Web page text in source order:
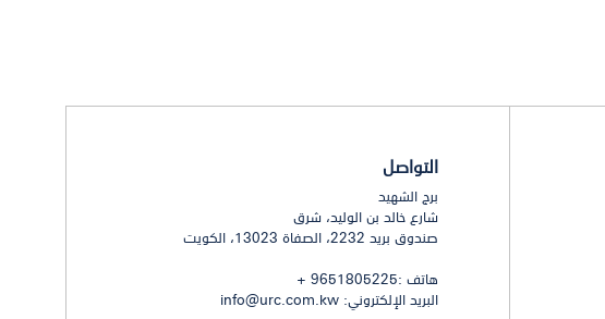
التواصل
برج الشهيد
شارع خالد بن الوليد، شرق
صندوق بريد 2232، الصفاة 13023، الكويت
هاتف :9651805225 +
البريد الإلكتروني: info@urc.com.kw